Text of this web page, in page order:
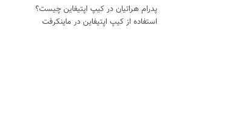
پدرام هراتیان درکیپ اپتیفاین چیست؟
استفاده از کیپ اپتیفاین در ماینکرفت